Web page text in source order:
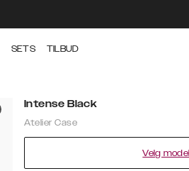
SETS TILBUD
Intense Black
Atelier Case
Velg modell